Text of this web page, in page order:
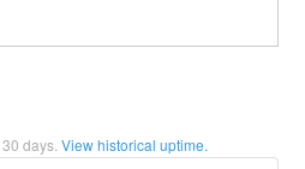
30 days. View historical uptime.